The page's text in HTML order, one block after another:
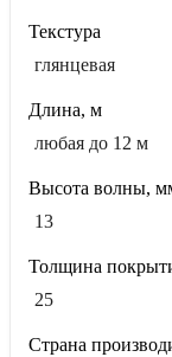
Текстура
глянцевая
Длина, м
любая до 12 м
Высота волны,
13
Толщина
25
Страна